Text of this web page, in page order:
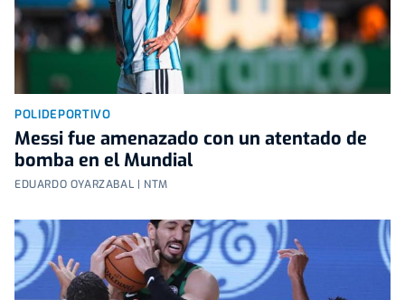
POLIDEPORTIVO
Messi fue amenazado con un atentado de
bomba en el Mundial
EDUARDO OYARZABAL | NTM